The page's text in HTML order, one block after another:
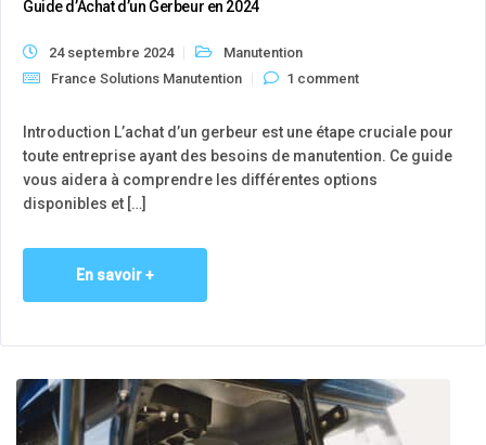
Guide d’Achat d’un Gerbeur en 2024
24 septembre 2024
Manutention
France Solutions Manutention
1 comment
Introduction L’achat d’un gerbeur est une étape cruciale pour
toute entreprise ayant des besoins de manutention. Ce guide
vous aidera à comprendre les différentes options
disponibles et […]
En savoir +